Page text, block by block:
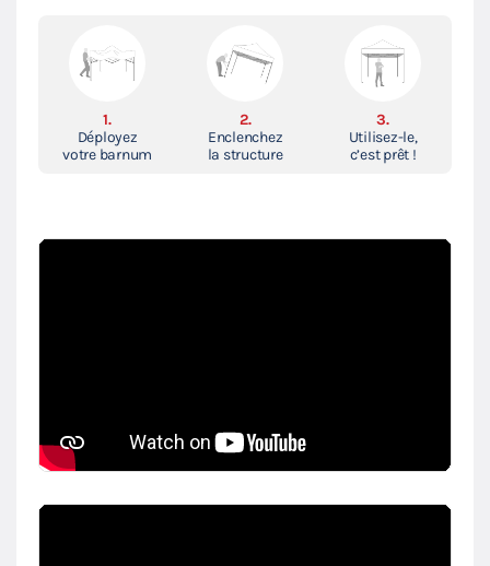
1.
Déployez
votre barnum
2.
Enclenchez
la structure
3.
Utilisez-le,
c’est prêt !